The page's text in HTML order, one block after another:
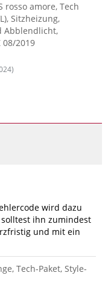
rosso amore, Tech
Sitzheizung,
Abblendlicht,
08/2019
)
wird dazu
ihn zumindest
und mit ein
Tech-Paket, Style-